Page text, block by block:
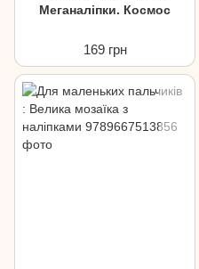
Меганаліпки. Космос
169 грн